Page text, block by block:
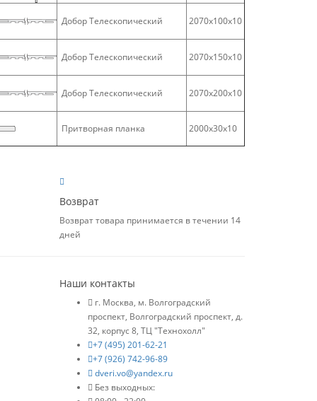
Добор Телескопический 2070х100х10
Добор Телескопический 2070х150х10
Добор Телескопический 2070х200х10
Притворная планка 2000х30х10
Возврат
Возврат товара принимается в течении 14
дней
Наши контакты
г. Москва, м. Волгоградский
проспект, Волгоградский проспект, д.
32, корпус 8, ТЦ "Технохолл"
+7 (495) 201-62-21
+7 (926) 742-96-89
dveri.vo@yandex.ru
Без выходных: